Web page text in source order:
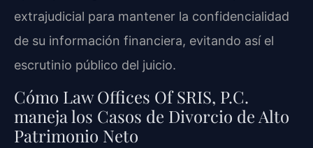
extrajudicial para mantener la confidencialidad
de su información financiera, evitando así el
escrutinio público del juicio.
Cómo Law Offices Of SRIS, P.C.
maneja los Casos de Divorcio de Alto
Patrimonio Neto